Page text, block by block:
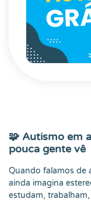
🧩 Autismo em
pouca gente vê
Quando falamos de
ainda imagina
estudam,